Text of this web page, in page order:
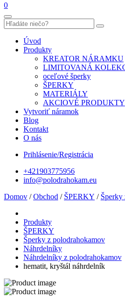
0
Úvod
Produkty
KREATOR NÁRAMKU
LIMITOVANÁ
oceľové šperky
ŠPERKY
MATERIÁLY
AKCIOVÉ PRODUKTY
Vytvoriť náramok
Blog
Kontakt
O nás
Prihlásenie/Registrácia
+421903775956
info@polodrahokam.eu
Domov /Obchod / ŠPERKY / Šperky
Produkty
ŠPERKY
Šperky z polodrahokamov
Náhrdelníky
Náhrdelníky z polodrahokamov
hematit, kryštál náhrdelník